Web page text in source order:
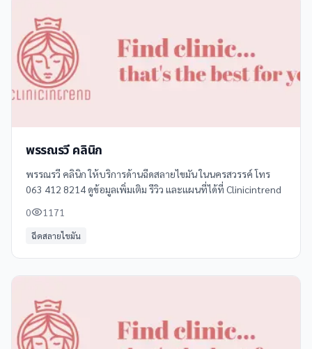
พรรณรวี คลินิก
พรรณรวี คลินิก ให้บริการด้านฉีดสลายไขมัน ในนครสวรรค์ โทร
063 412 8214 ดูข้อมูลเพิ่มเติม รีวิว และแผนที่ได้ที่ Clinicintrend
0
1171
ฉีดสลายไขมัน